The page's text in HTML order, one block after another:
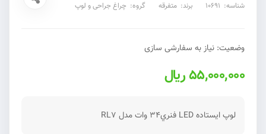
شناسه: 10691 برند: متفرقه گروه: چراغ جراحی و لوپ
وضعیت: نیاز به سفارشی سازی
55,000,000 ریال
لوپ ايستاده LED فنري34 وات مدل RL7